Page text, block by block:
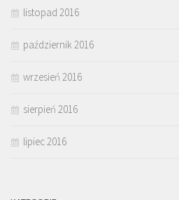
listopad 2016
październik 2016
wrzesień 2016
sierpień 2016
lipiec 2016